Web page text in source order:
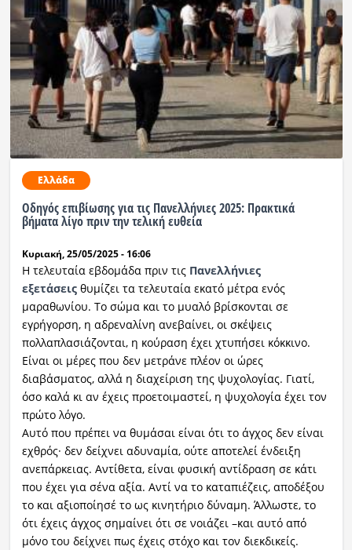
Ελλάδα
Οδηγός επιβίωσης για τις Πανελλήνιες 2025: Πρακτικά
βήματα λίγο πριν την τελική ευθεία
Κυριακή, 25/05/2025 - 16:06
Η τελευταία εβδομάδα πριν τις Πανελλήνιες
εξετάσειςθυμίζει τα τελευταία εκατό μέτρα ενός
μαραθωνίου. Το σώμα και το μυαλό βρίσκονται σε
εγρήγορση, η αδρεναλίνη ανεβαίνει, οι σκέψεις
πολλαπλασιάζονται, η κούραση έχει χτυπήσει κόκκινο.
Είναι οι μέρες που δεν μετράνε πλέον οι ώρες
διαβάσματος, αλλά η διαχείριση της ψυχολογίας. Γιατί,
όσο καλά κι αν έχεις προετοιμαστεί, η ψυχολογία έχει τον
πρώτο λόγο.
Αυτό που πρέπει να θυμάσαι είναι ότι το άγχος δεν είναι
εχθρός· δεν δείχνει αδυναμία, ούτε αποτελεί ένδειξη
ανεπάρκειας. Αντίθετα, είναι φυσική αντίδραση σε κάτι
που έχει για σένα αξία. Αντί να το καταπιέζεις, αποδέξου
το και αξιοποίησέ το ως κινητήριο δύναμη. Άλλωστε, το
ότι έχεις άγχος σημαίνει ότι σε νοιάζει –και αυτό από
μόνο του δείχνει πως έχεις στόχο και τον διεκδικείς.